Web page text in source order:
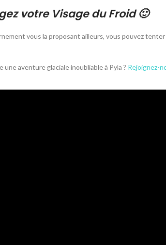
votre Visage du Froid 🙂
vous la proposant ailleurs, vous pouvez
une aventure glaciale inoubliable à Pyla ? Rejoignez-